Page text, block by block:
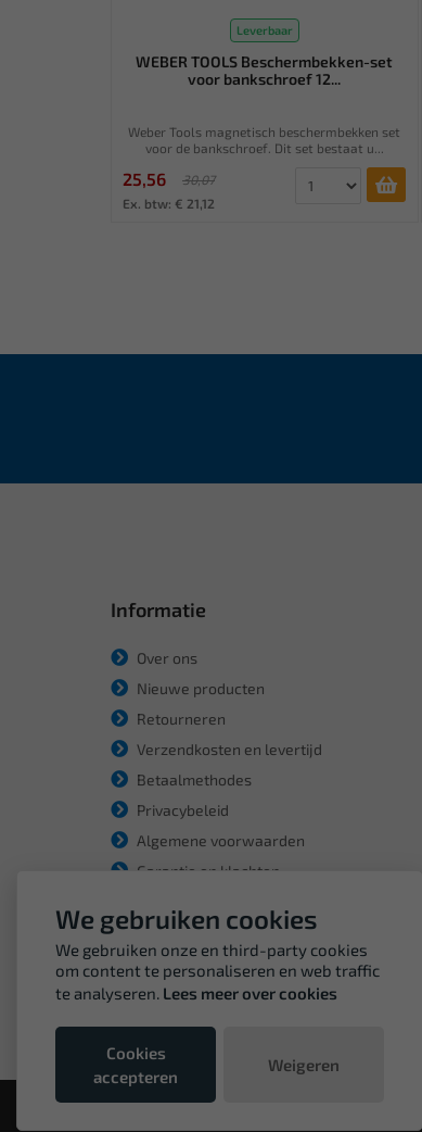
Leverbaar
WEBER TOOLS Beschermbekken-set
voor bankschroef 12...
Weber Tools magnetisch beschermbekken set
voor de bankschroef. Dit set bestaat u...
25,56
30,07
Ex. btw: € 21,12
Informatie
Over ons
Nieuwe producten
Retourneren
Verzendkosten en levertijd
Betaalmethodes
Privacybeleid
Algemene voorwaarden
Garantie en klachten
We gebruiken cookies
We gebruiken onze en third-party cookies
om content te personaliseren en web traffic
te analyseren. Lees meer over cookies
Cookies
accepteren
Weigeren